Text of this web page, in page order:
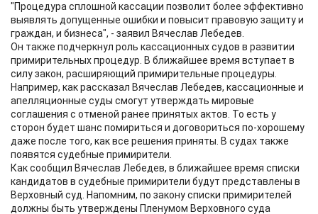
"Процедура сплошной кассации позволит более эффективно
выявлять допущенные ошибки и повысит правовую защиту и
граждан, и бизнеса", - заявил Вячеслав Лебедев.
Он также подчеркнул роль кассационных судов в развитии
примирительных процедур. В ближайшее время вступает в
силу закон, расширяющий примирительные процедуры.
Например, как рассказал Вячеслав Лебедев, кассационные и
апелляционные суды смогут утверждать мировые
соглашения с отменой ранее принятых актов. То есть у
сторон будет шанс помириться и договориться по-хорошему
даже после того, как все решения приняты. В судах также
появятся судебные примирители.
Как сообщил Вячеслав Лебедев, в ближайшее время списки
кандидатов в судебные примирители будут представлены в
Верховный суд. Напомним, по закону списки примирителей
должны быть утверждены Пленумом Верховного суда